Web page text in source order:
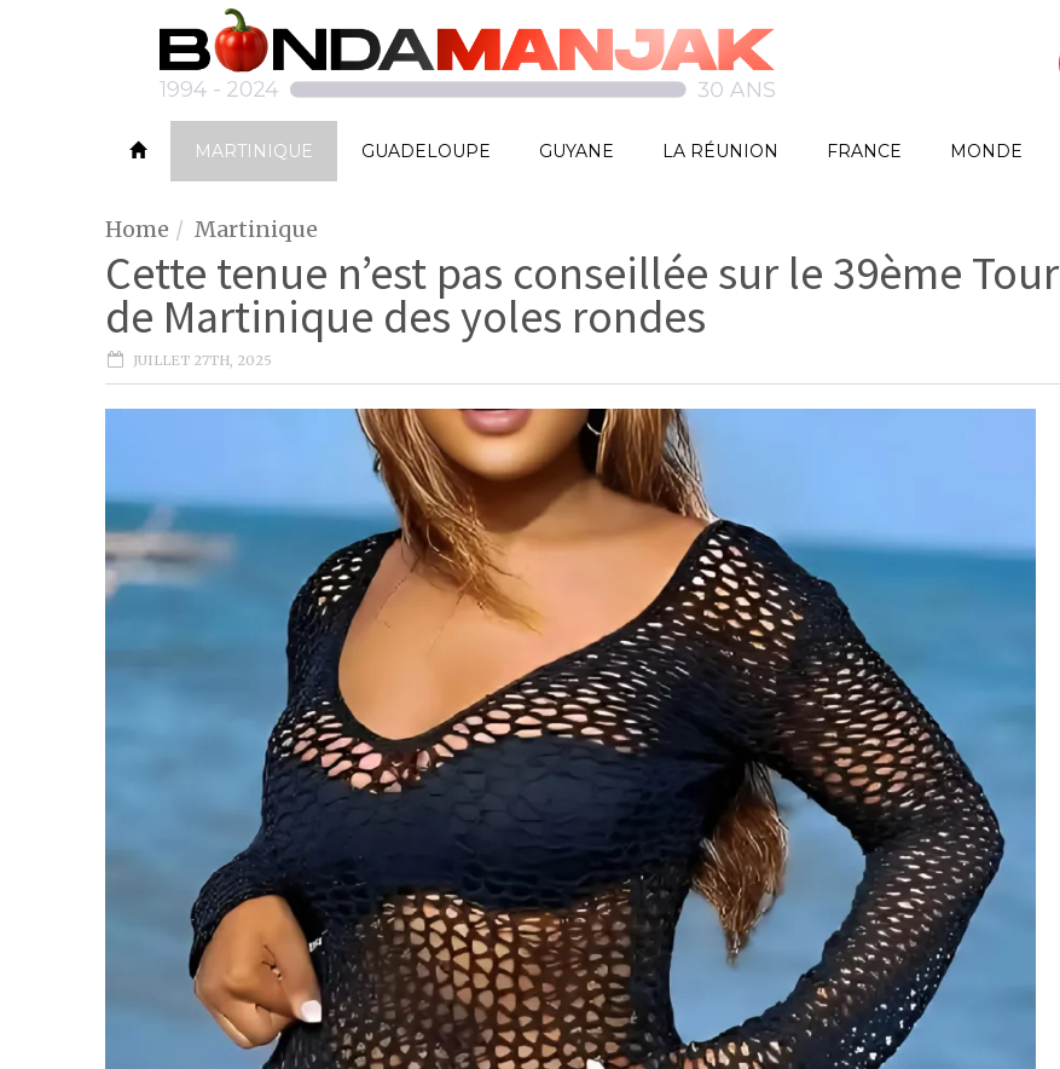
MARTINIQUE GUADELOUPE GUYANE LA RÉUNION FRANCE MONDE
Home Martinique
Cette tenue n’est pas conseillée sur le 39ème Tour
de Martinique des yoles rondes
JUILLET 27TH, 2025